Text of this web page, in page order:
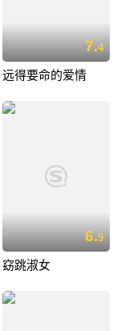
7.4
远得要命的爱情
6.9
窈跳淑女